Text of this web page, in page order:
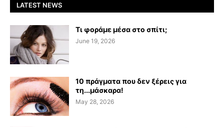
LATEST NEWS
Τι φοράμε μέσα στο σπίτι;
June 19, 2026
10 πράγματα που δεν ξέρεις για
τη...μάσκαρα!
May 28, 2026